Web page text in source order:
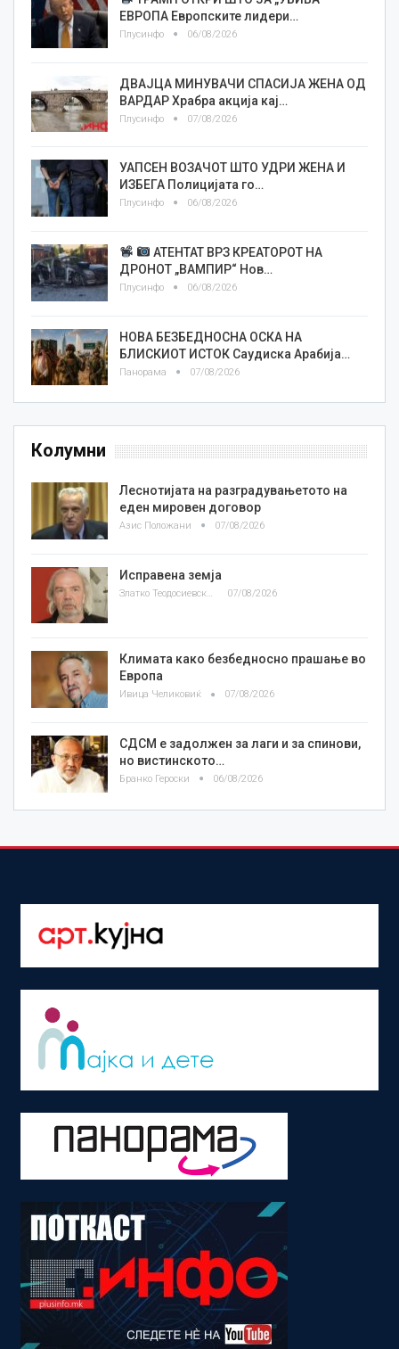
ЕВРОПА Европските лидери…
Плусинфо 06/08/2026
ДВАЈЦА МИНУВАЧИ СПАСИЈА ЖЕНА ОД
ВАРДАР Храбра акција кај…
Плусинфо 07/08/2026
УАПСЕН ВОЗАЧОТ ШТО УДРИ ЖЕНА И
ИЗБЕГА Полицијата го…
Плусинфо 06/08/2026
АТЕНТАТ ВРЗ КРЕАТОРОТ НА
ДРОНОТ „ВАМПИР“ Нов…
Плусинфо 06/08/2026
НОВА БЕЗБЕДНОСНА ОСКА НА
БЛИСКИОТ ИСТОК Саудиска Арабија…
Панорама 07/08/2026
Колумни
Леснотијата на разградувањетото на
еден мировен договор
Азис Положани 07/08/2026
Исправена земја
Златко Теодосиевски 07/08/2026
Климата како безбедносно прашање во
Европа
Ивица Челиковиќ 07/08/2026
СДСМ е задолжен за лаги и за спинови,
но вистинското…
Бранко Героски 06/08/2026